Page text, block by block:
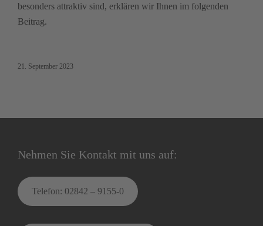
besonders attraktiv sind, erklären wir Ihnen im folgenden
Beitrag.
21. September 2023
Nehmen Sie Kontakt mit uns auf:
Telefon: 02842 – 9155-0